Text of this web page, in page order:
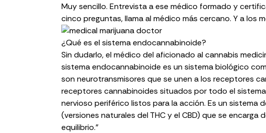
Muy sencillo. Entrevista a ese médico formado y
cinco preguntas, llama al médico más cercano. Y a los
¿Qué es el sistema endocannabinoide?
Sin dudarlo, el médico del aficionado al cannabis
sistema endocannabinoide es un sistema biológico
son neurotransmisores que se unen a los receptores
receptores cannabinoides situados por todo el
nervioso periférico listos para la acción. Es un sistema
(versiones naturales del THC y el CBD) que se encarga
equilibrio.”